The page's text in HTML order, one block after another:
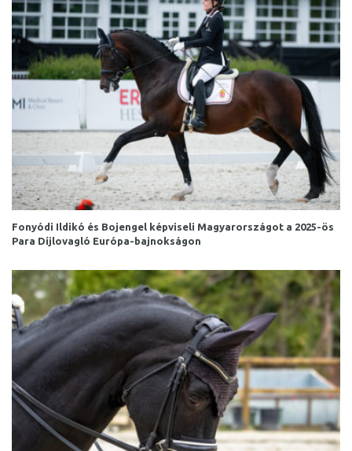
Fonyódi Ildikó és Bojengel képviseli Magyarországot a 2025-ös
Para Díjlovagló Európa-bajnokságon